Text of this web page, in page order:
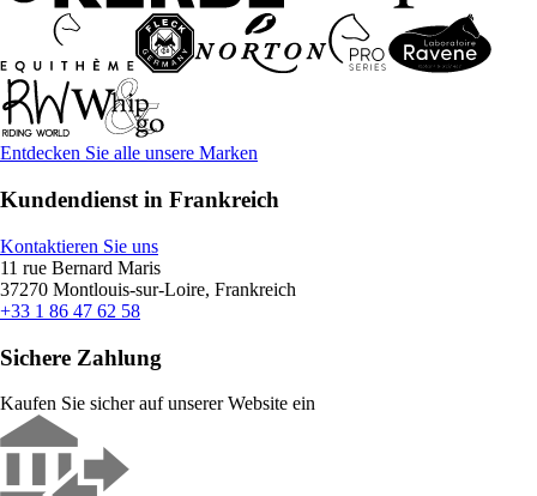
Entdecken Sie alle unsere Marken
Kundendienst in Frankreich
Kontaktieren Sie uns
11 rue Bernard Maris
37270 Montlouis-sur-Loire, Frankreich
+33 1 86 47 62 58
Sichere Zahlung
Kaufen Sie sicher auf unserer Website ein